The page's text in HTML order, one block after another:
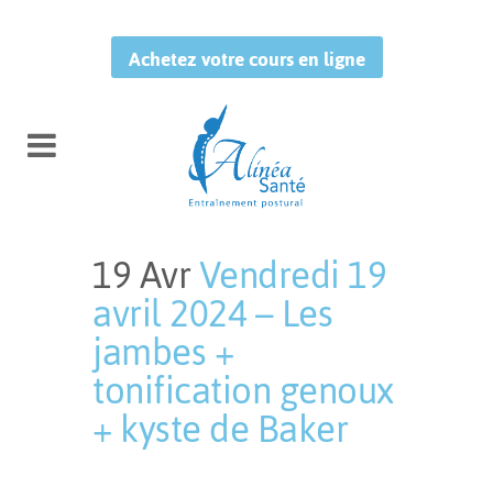
Achetez votre cours en ligne
19 AvrVendredi 19
avril 2024 – Les
jambes +
tonification genoux
+ kyste de Baker
Publié à 11:19h